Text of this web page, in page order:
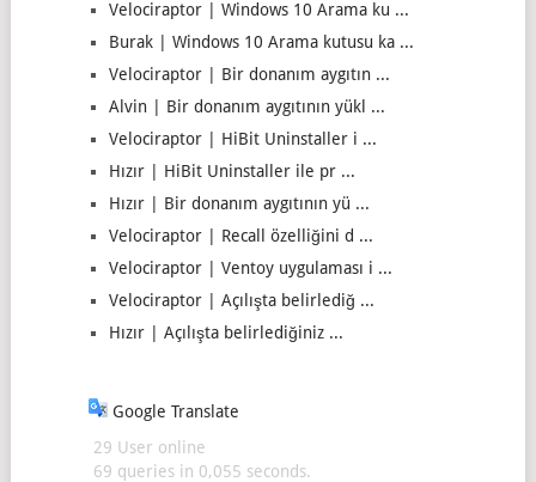
Velociraptor | Windows 10 Arama ku ...
Burak | Windows 10 Arama kutusu ka ...
Velociraptor | Bir donanım aygıtın ...
Alvin | Bir donanım aygıtının yükl ...
Velociraptor | HiBit Uninstaller i ...
Hızır | HiBit Uninstaller ile pr ...
Hızır | Bir donanım aygıtının yü ...
Velociraptor | Recall özelliğini d ...
Velociraptor | Ventoy uygulaması i ...
Velociraptor | Açılışta belirlediğ ...
Hızır | Açılışta belirlediğiniz ...
Google Translate
29 User online
69 queries in 0,055 seconds.